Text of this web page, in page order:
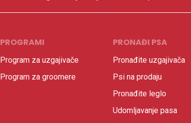
PROGRAMI
Program za uzgajivače
Program za groomere
PRONAĐI PSA
Pronađite uzgajivača
Psi na prodaju
Pronađite leglo
Udomljavanje pasa